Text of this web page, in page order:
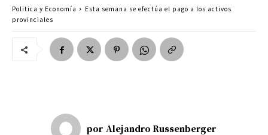
Politica y Economía
Esta semana se efectúa el pago a los activos
provinciales
por Alejandro Russenberger